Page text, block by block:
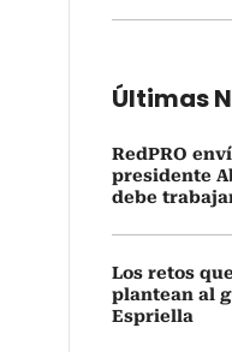
Últimas
RedPRO
presidente
debe
Los retos
plantean al
Espriella